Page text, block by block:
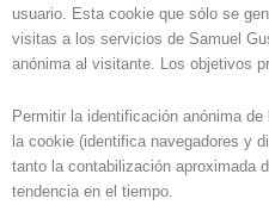
usuario. Esta cookie que sólo se
visitas a los servicios de Samuel
anónima al visitante. Los objetivos
Permitir la identificación anónima
la cookie (identifica navegadores y
tanto la contabilización aproximada
tendencia en el tiempo.